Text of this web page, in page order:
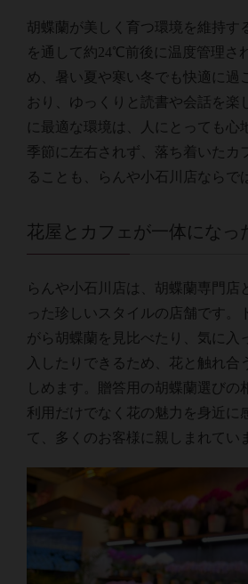
胡蝶蘭が美しく育つ環境を維持す
を通して約24℃前後に温度管理さ
め、暑い夏や寒い冬でも快適に過
おり、ゆっくりと読書や会話を楽
に最適な環境は、人にとっても心
季節に左右されず、落ち着いたカ
ることも、らんや小石川店ならで
花屋とカフェが一体になっ
らんや小石川店は、胡蝶蘭専門店
った珍しいスタイルの店舗です。
がら胡蝶蘭を見比べたり、気に入
入したりできるため、花と触れ合
しめます。贈答用の胡蝶蘭選びの
利用だけでなく花の魅力を身近に
て、多くのお客様に親しまれてい